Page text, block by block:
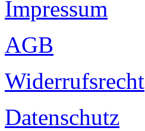
Impressum
AGB
Widerrufsrecht
Datenschutz